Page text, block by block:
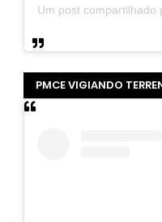
PMCE VIGIANDO